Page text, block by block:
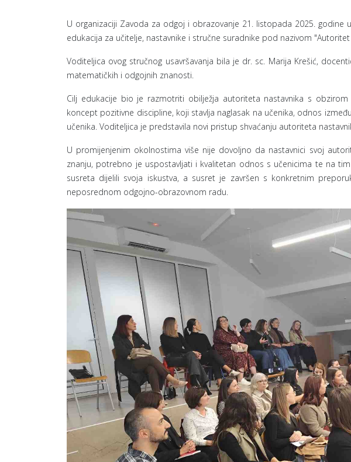
U organizaciji Zavoda za odgoj i obrazovanje 21. listopada 2025. godine
edukacija za učitelje, nastavnike i stručne suradnike pod nazivom
Voditeljica ovog stručnog usavršavanja bila je dr. sc. Marija Krešić,
matematičkih i odgojnih znanosti.
Cilj edukacije bio je razmotriti obilježja autoriteta nastavnika s
koncept pozitivne discipline, koji stavlja naglasak na učenika, odnos
učenika. Voditeljica je predstavila novi pristup shvaćanju autoriteta
U promijenjenim okolnostima više nije dovoljno da nastavnici svoj
znanju, potrebno je uspostavljati i kvalitetan odnos s učenicima te na
susreta dijelili svoja iskustva, a susret je završen s konkretnim
neposrednom odgojno-obrazovnom radu.